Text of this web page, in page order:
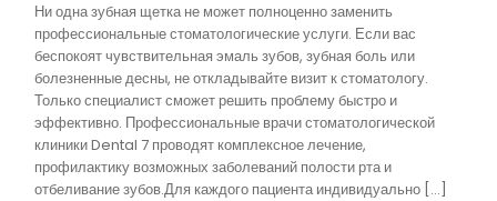
Ни одна зубная щетка не может полноценно заменить
профессиональные стоматологические услуги. Если вас
беспокоят чувствительная эмаль зубов, зубная боль или
болезненные десны, не откладывайте визит к стоматологу.
Только специалист сможет решить проблему быстро и
эффективно. Профессиональные врачи стоматологической
клиники Dental 7 проводят комплексное лечение,
профилактику возможных заболеваний полости рта и
отбеливание зубов.Для каждого пациента индивидуально […]